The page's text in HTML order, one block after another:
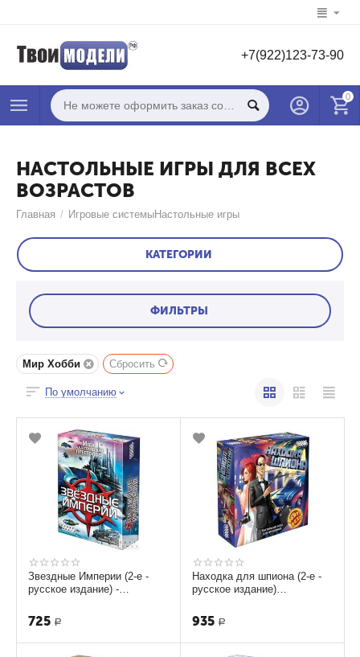
+7(922)123-73-90
0
НАСТОЛЬНЫЕ ИГРЫ ДЛЯ ВСЕХ
ВОЗРАСТОВ
Главная / Игровые системыНастольные игры
КАТЕГОРИИ
ФИЛЬТРЫ
Мир Хобби Сбросить
По умолчанию
Звездные Империи (2-е -
русское издание) -
725 Р
Находка для шпиона (2-е -
русское издание)
935 Р